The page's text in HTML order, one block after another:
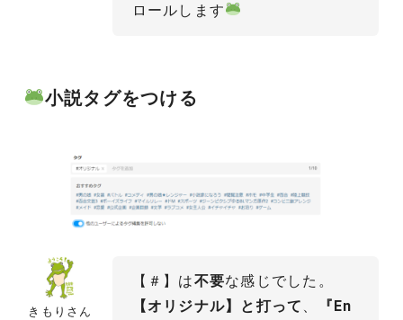
ロールします
小説タグをつける
きもりさん
【＃】は不要な感じでした。
【オリジナル】と打って 、
『En